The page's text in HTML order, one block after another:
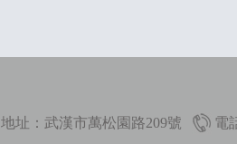
地址：武漢市萬松園路209號
電